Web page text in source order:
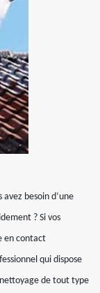
besoin d’une
? Si vos
en contact
qui dispose
de tout type